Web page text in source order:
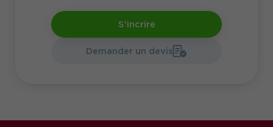
S'incrire
Demander un devis